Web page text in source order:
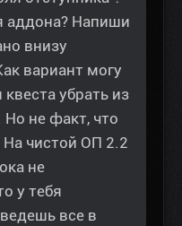
аддона? Напиши
внизу
вариант могу
убрать из
Но не факт, что
На чистой ОП 2.2
не
у тебя
все в